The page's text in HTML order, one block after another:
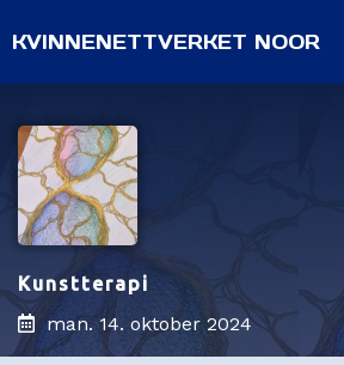
KVINNENETTVERKET NOOR
Kunstterapi
man. 14. oktober 2024